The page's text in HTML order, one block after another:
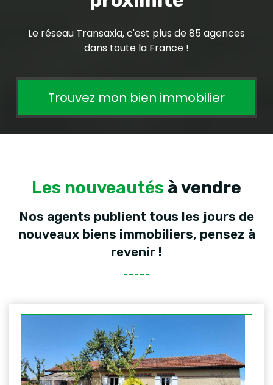
Le réseau Transaxia, c'est plus de 85 agences
dans toute la France !
Trouvez mon bien immobilier
Les nouveautés à vendre
Nos agents publient tous les jours de
nouveaux biens immobiliers, pensez à
revenir !